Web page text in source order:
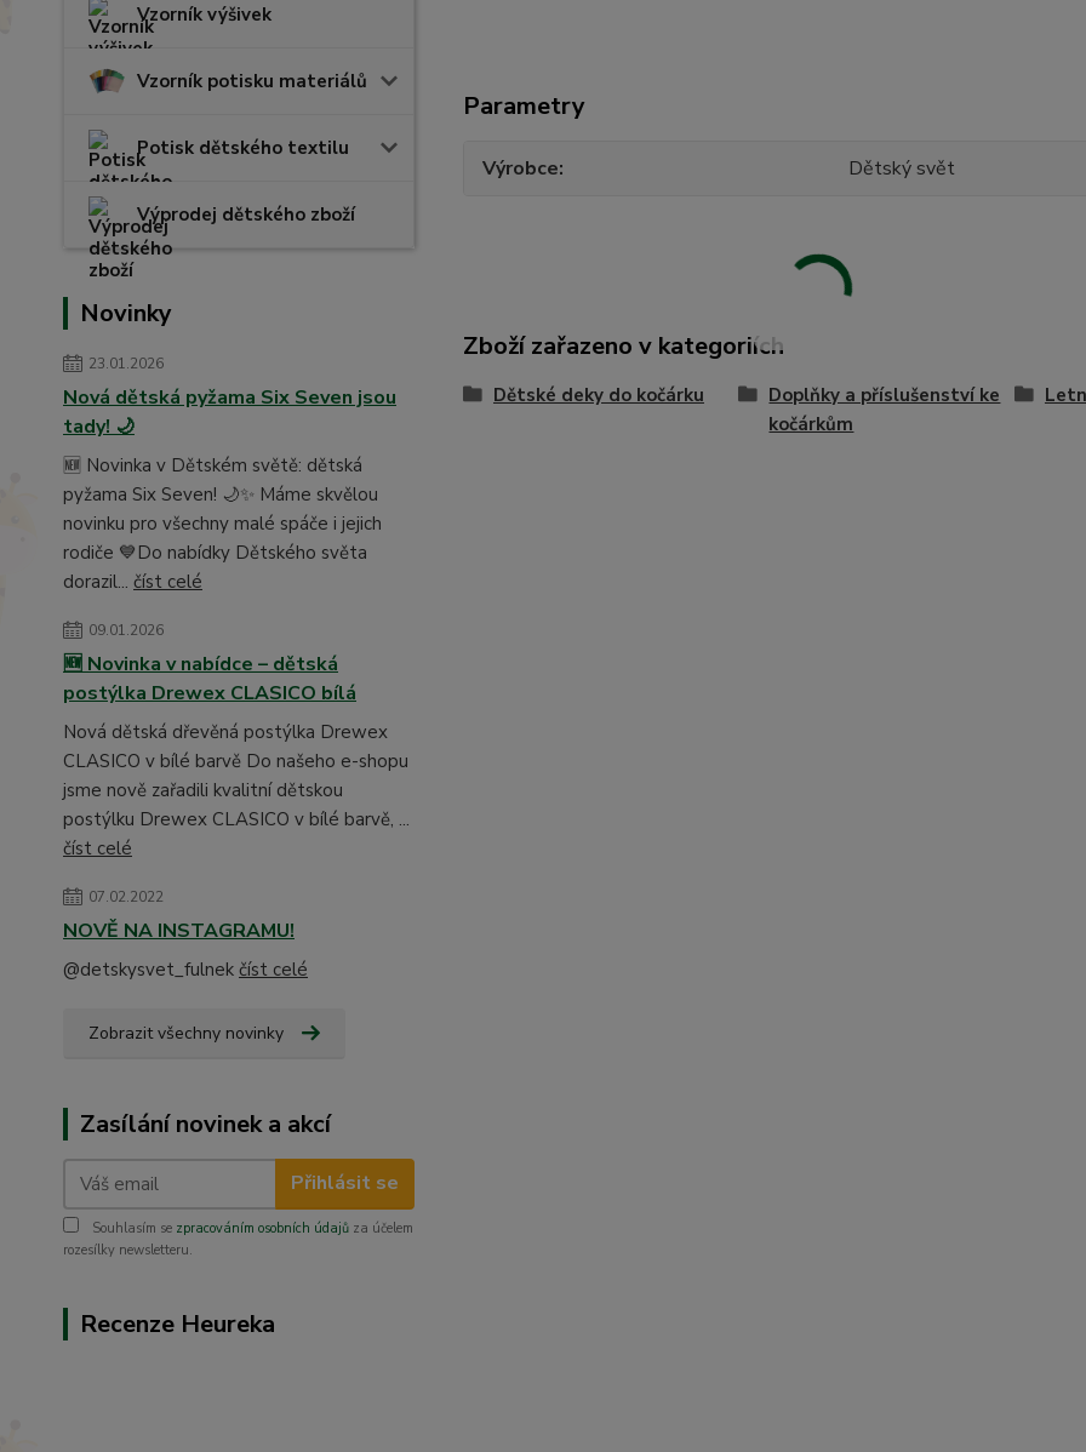
Vzorník výšivek
Vzorník potisku materiálů
Potisk dětského textilu
Výprodej dětského zboží
Novinky
23.01.2026
Nová dětská pyžama Six Seven jsou
tady! 🌙
🆕 Novinka v Dětském světě: dětská
pyžama Six Seven! 🌙✨ Máme skvělou
novinku pro všechny malé spáče i jejich
rodiče 💙Do nabídky Dětského světa
dorazil... číst celé
09.01.2026
🆕 Novinka v nabídce – dětská
postýlka Drewex CLASICO bílá
Nová dětská dřevěná postýlka Drewex
CLASICO v bílé barvě Do našeho e-shopu
jsme nově zařadili kvalitní dětskou
postýlku Drewex CLASICO v bílé barvě, ...
číst celé
07.02.2022
NOVĚ NA INSTAGRAMU!
@detskysvet_fulnek číst celé
Zobrazit všechny novinky
Zasílání novinek a akcí
Přihlásit se
Souhlasím se zpracováním osobních údajů za účelem
rozesílky newsletteru.
Recenze Heureka
Parametry
Výrobce Dětský svět
Zboží zařazeno v kategoriích
Dětské deky do kočárku
Doplňky a příslušenství ke
kočárkům